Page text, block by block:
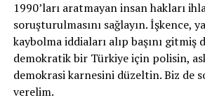
1990’ları aratmayan insan hakları
soruşturulmasını sağlayın. İşkence,
kaybolma iddiaları alıp başını gitmiş
demokratik bir Türkiye için polisin,
demokrasi karnesini düzeltin. Biz de
verelim.